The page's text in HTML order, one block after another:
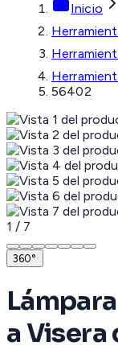
Inicio
56402
1 / 7
360°
a Visera